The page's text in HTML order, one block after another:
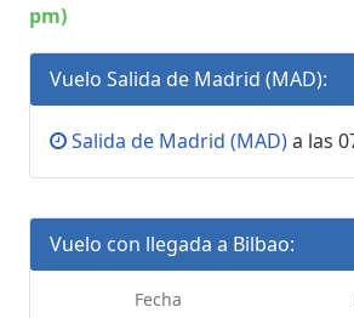
pm)
Vuelo Salida de Madrid (MAD):
Salida de Madrid (MAD)a las
Vuelo con llegada a Bilbao:
Fecha